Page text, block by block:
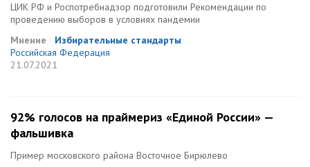
ЦИК РФ и Роспотребнадзор подготовили Рекомендации по
проведению выборов в условиях пандемии
Мнение
Избирательные стандарты
Российская Федерация
21.07.2021
92% голосов на праймериз «Единой России» —
фальшивка
Пример московского района Восточное Бирюлево